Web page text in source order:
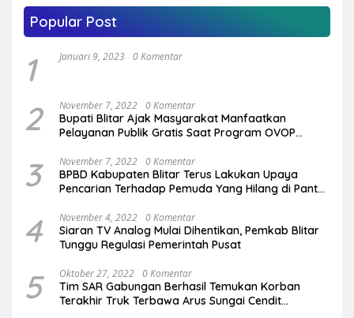
Popular Post
1 Januari 9, 2023 0 Komentar
2 November 7, 2022 0 Komentar
Bupati Blitar Ajak Masyarakat Manfaatkan
Pelayanan Publik Gratis Saat Program OVOP
3 November 7, 2022 0 Komentar
BPBD Kabupaten Blitar Terus Lakukan Upaya
Pencarian Terhadap Pemuda Yang Hilang di Pantai
4 November 4, 2022 0 Komentar
Siaran TV Analog Mulai Dihentikan, Pemkab Blitar
Tunggu Regulasi Pemerintah Pusat
5 Oktober 27, 2022 0 Komentar
Tim SAR Gabungan Berhasil Temukan Korban
Terakhir Truk Terbawa Arus Sungai Cendit